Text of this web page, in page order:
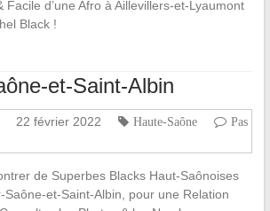
Facile d’une Afro à Aillevillers-et-Lyaumont
Black !
et-Saint-Albin
22 février 2022 Haute-Saône
Pas
de Superbes Blacks Haut-Saônoises
Saône-et-Saint-Albin, pour une Relation